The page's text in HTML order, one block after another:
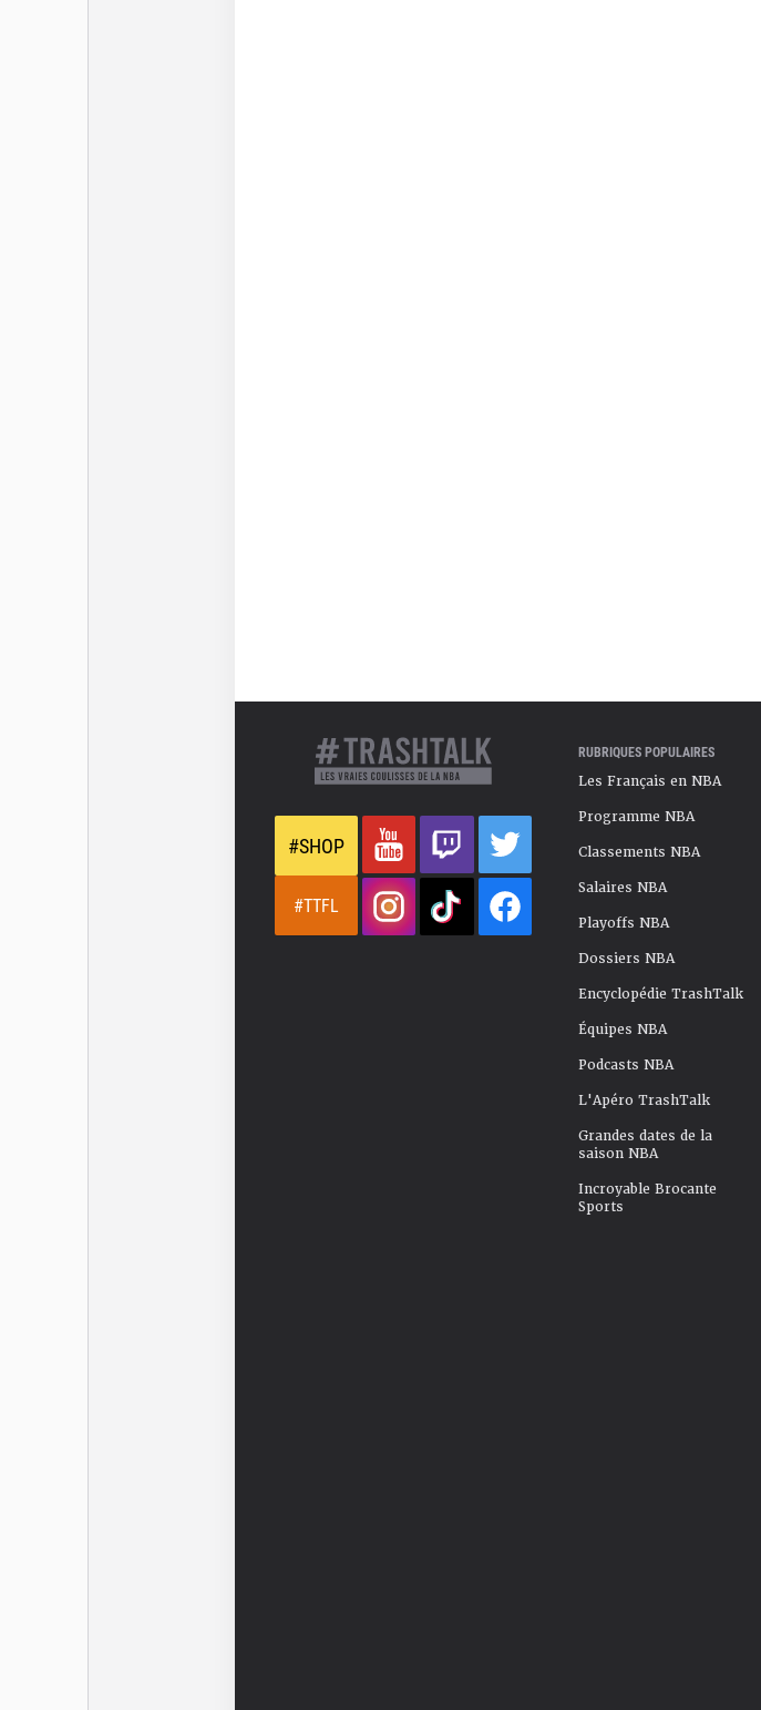
#SHOP
#TTFL
RUBRIQUES POPULAIRES
Les Français en NBA
Programme NBA
Classements NBA
Salaires NBA
Playoffs NBA
Dossiers NBA
Encyclopédie TrashTalk
Équipes NBA
Podcasts NBA
L'Apéro TrashTalk
Grandes dates de la
saison NBA
Incroyable Brocante
Sports